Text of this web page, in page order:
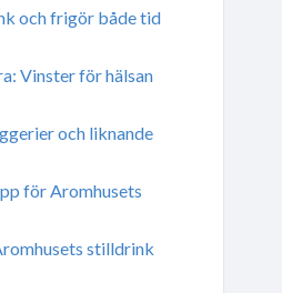
och frigör både tid
Vinster för hälsan
och liknande
för Aromhusets
stilldrink